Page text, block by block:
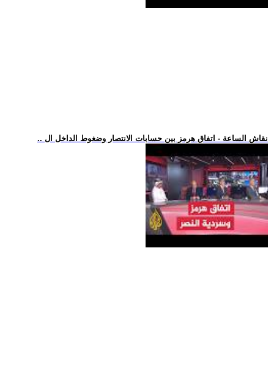
.. نقاش الساعة - اتفاق هرمز بين حسابات الانتصار وضغوط الداخل ال